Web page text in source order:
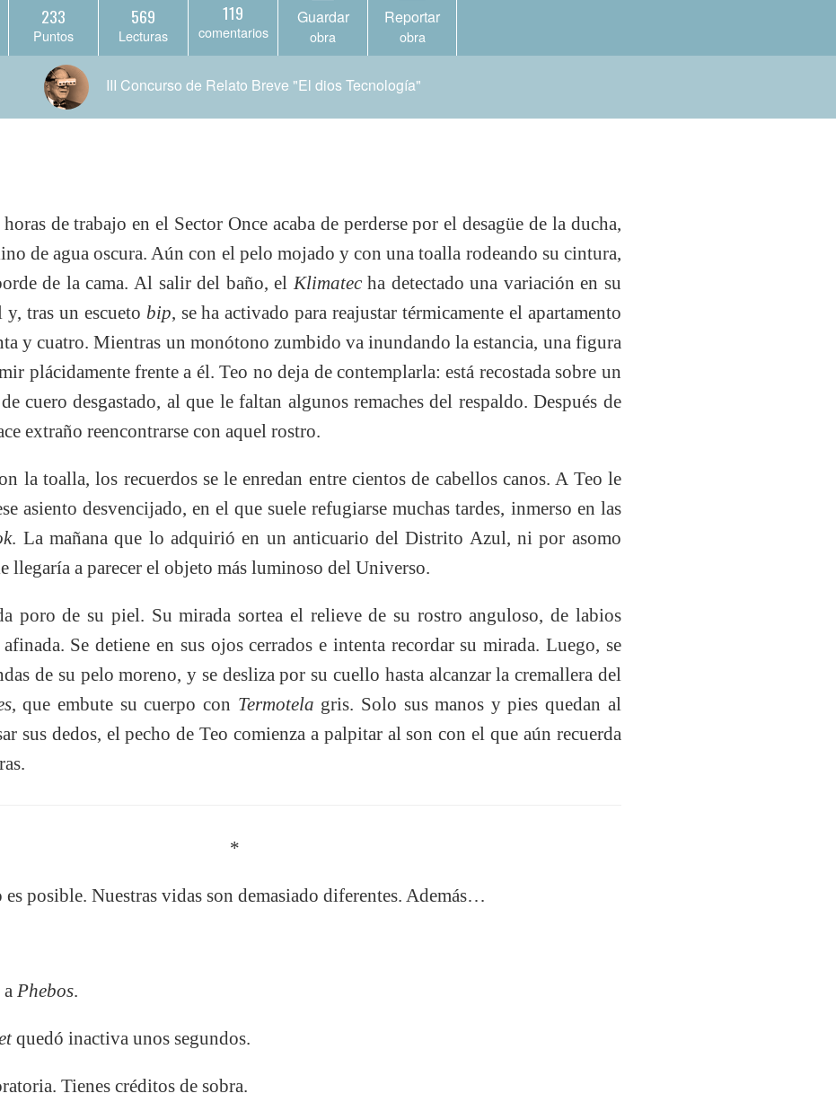
233
Puntos
569
Lecturas
119
comentarios
Guardar
obra
Reportar
obra
III Concurso de Relato Breve "El dios Tecnología"
de trabajo en el Sector Once acaba de perderse por el desagüe de la ducha,
de agua oscura. Aún con el pelo mojado y con una toalla rodeando su cintura,
de la cama. Al salir del baño, el Klimatecha detectado una variación en su
tras un escueto bip, se ha activado para reajustar térmicamente el apartamento
y cuatro. Mientras un monótono zumbido va inundando la estancia, una figura
plácidamente frente a él. Teo no deja de contemplarla: está recostada sobre un
cuero desgastado, al que le faltan algunos remaches del respaldo. Después de
extraño reencontrarse con aquel rostro.
la toalla, los recuerdos se le enredan entre cientos de cabellos canos. A Teo le
asiento desvencijado, en el que suele refugiarse muchas tardes, inmerso en las
. La mañana que lo adquirió en un anticuario del Distrito Azul, ni por asomo
llegaría a parecer el objeto más luminoso del Universo.
poro de su piel. Su mirada sortea el relieve de su rostro anguloso, de labios
Se detiene en sus ojos cerrados e intenta recordar su mirada. Luego, se
de su pelo moreno, y se desliza por su cuello hasta alcanzar la cremallera del
, que embute su cuerpo con Termotela gris. Solo sus manos y pies quedan al
sus dedos, el pecho de Teo comienza a palpitar al son con el que aún recuerda
*
es posible. Nuestras vidas son demasiado diferentes. Además…
Phebos.
quedó inactiva unos segundos.
Tienes créditos de sobra.